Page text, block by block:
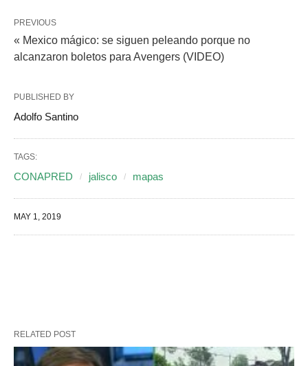
PREVIOUS
« Mexico mágico: se siguen peleando porque no
alcanzaron boletos para Avengers (VIDEO)
PUBLISHED BY
Adolfo Santino
TAGS:
CONAPRED jalisco mapas
MAY 1, 2019
RELATED POST